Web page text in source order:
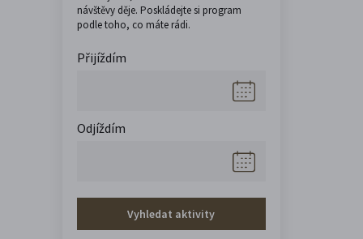
návštěvy děje. Poskládejte si program
podle toho, co máte rádi.
Přijíždím
Odjíždím
Vyhledat aktivity